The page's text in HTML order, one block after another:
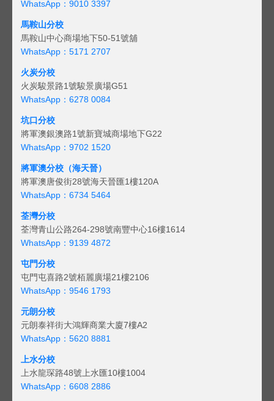
WhatsApp：9010 3397
馬鞍山分校
馬鞍山中心商場地下50-51號舖
WhatsApp：5171 2707
火炭分校
火炭駿景路1號駿景廣場G51
WhatsApp：6278 0084
坑口分校
將軍澳銀澳路1號新寶城商場地下G22
WhatsApp：9702 1520
將軍澳分校（海天晉）
將軍澳唐俊街28號海天晉匯1樓120A
WhatsApp：6734 5464
荃灣分校
荃灣青山公路264-298號南豐中心16樓1614
WhatsApp：9139 4872
屯門分校
屯門屯喜路2號栢麗廣場21樓2106
WhatsApp：9546 1793
元朗分校
元朗泰祥街大鴻輝商業大廈7樓A2
WhatsApp：5620 8881
上水分校
上水龍琛路48號上水匯10樓1004
WhatsApp：6608 2886